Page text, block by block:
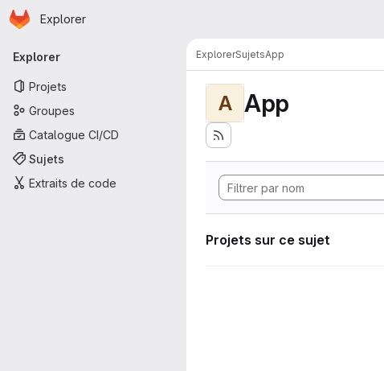
Passer au contenu principal
Page d'accueil
Explorer
Navigation principale
Explorer
Projets
Groupes
Catalogue CI/CD
Sujets
Extraits de code
ExplorerSujetsApp
A App
Projets sur ce sujet